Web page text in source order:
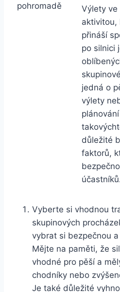
pohromadě
Výlety ve
aktivitou,
přináší
po silnici
jedná o
výlety
důležité
faktorů,
Vyberte si vhodnou
skupinových
vybrat si bezpečnou
Mějte na paměti, že
vhodné pro pěší a
chodníky nebo
Je také důležité